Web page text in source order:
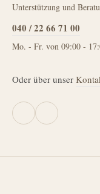
Unterstützung und
040 / 22 66 71 00
Mo. - Fr. von 09:00 -
Oder über unser